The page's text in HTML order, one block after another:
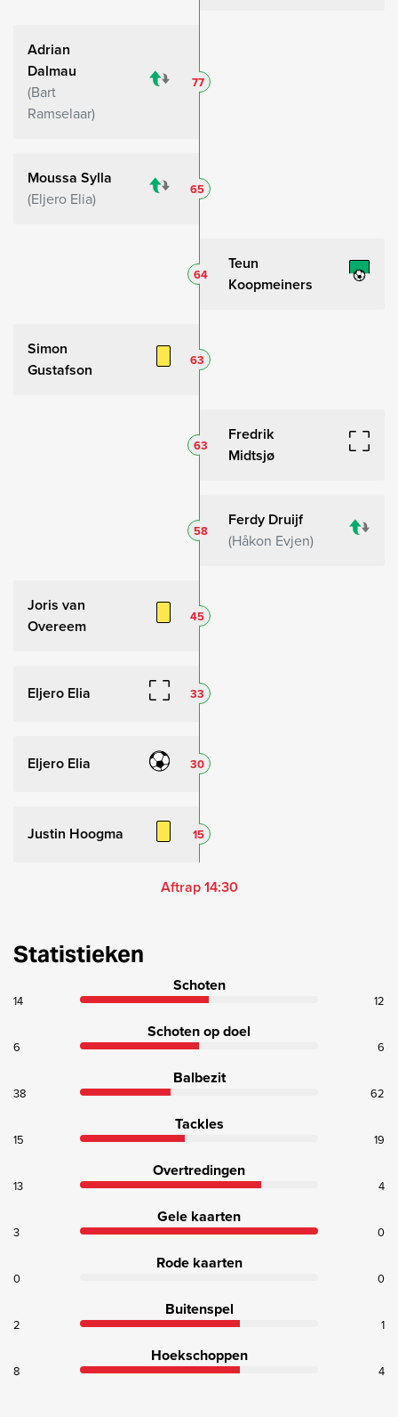
Adrian
Dalmau
Bart
Ramselaar
77
Moussa Sylla
Eljero Elia
65
Teun
Koopmeiners
64
Simon
Gustafson
63
Fredrik
Midtsjø
63
Ferdy Druijf
Håkon Evjen
58
Joris van
Overeem
45
Eljero Elia 33
Eljero Elia 30
Justin Hoogma 15
Aftrap 14:30
Statistieken
Schoten
14 12
Schoten op doel
6 6
Balbezit
38 62
Tackles
15 19
Overtredingen
13 4
Gele kaarten
3 0
Rode kaarten
0 0
Buitenspel
2 1
Hoekschoppen
8 4